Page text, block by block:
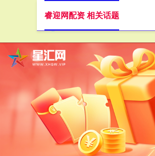
睿迎网配资 相关话题